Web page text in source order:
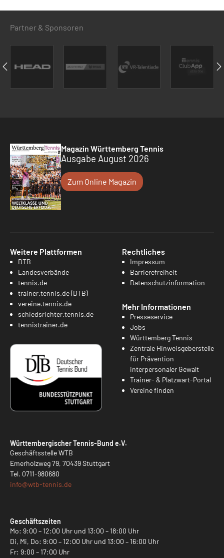
Partner & Sponsoren
Magazin Württemberg Tennis
Ausgabe August 2026
Zum Online Magazin
Weitere Plattformen
DTB
Landesverbände
tennis.de
trainer.tennis.de (DTB)
vereine.tennis.de
schiedsrichter.tennis.de
tennistrainer.de
Rechtliches
Impressum
Barrierefreiheit
Datenschutzinformation
Mehr Informationen
Presseservice
Jobs
Württemberg Tennis
Zentrale Hinweisgeberstelle
für Prävention
interpersonaler Gewalt
Trainer- & Platzwart-Portal
Vereine finden
Württembergischer Tennis-Bund e.V.
Geschäftsstelle WTB
Emerholzweg 79, 70439 Stuttgart
Tel. 0711-980680
info@wtb-tennis.de
Geschäftszeiten
Mo: 9:00 – 12:00 Uhr und 13:00 – 18:00 Uhr
Di, Mi, Do: 9:00 – 12:00 Uhr und 13:00 – 16:00 Uhr
Fr: 9:00 – 17:00 Uhr